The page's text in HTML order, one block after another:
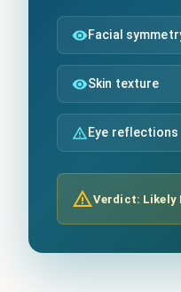
Facial
Skin texture
Eye reflections
Verdict: Likely